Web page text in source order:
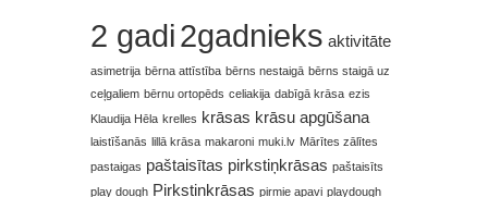
2 gadi2gadnieks aktivitāte
asimetrija bērna attīstība bērns nestaigā bērns staigā uz
ceļgaliem bērnu ortopēds celiakija dabīgā krāsa ezis
Klaudija Hēla krelles krāsas krāsu apgūšana
laistīšanās lillā krāsa makaroni muki.lv Mārītes zālītes
pastaigas paštaisītas pirkstiņkrāsas paštaisīts
play dough Pirkstiņkrāsas pirmie apavi playdough